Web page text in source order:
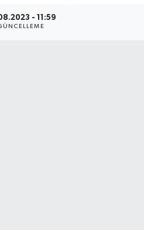
- 11:59